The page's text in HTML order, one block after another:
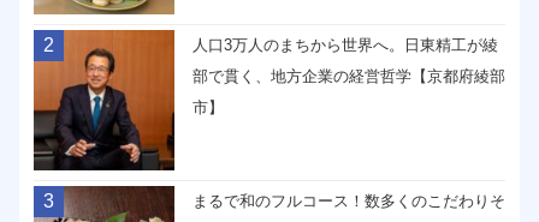
2
人口3万人のまちから世界へ。日東精工が綾
部で貫く、地方企業の経営哲学【京都府綾部
市】
3
まるで和のフルコース！数多くのこだわりそ